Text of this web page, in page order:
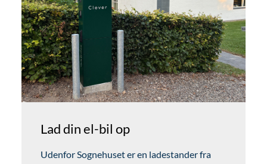
Lad din el-bil op
Udenfor Sognehuset er en ladestander fra